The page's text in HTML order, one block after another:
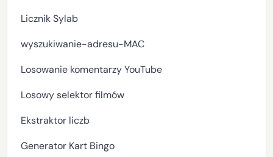
Licznik Sylab
wyszukiwanie-adresu-MAC
Losowanie komentarzy YouTube
Losowy selektor filmów
Ekstraktor liczb
Generator Kart Bingo